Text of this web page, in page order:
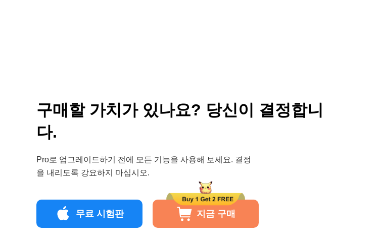
구매할 가치가 있나요? 당신이 결정합니
다.
Pro로 업그레이드하기 전에 모든 기능을 사용해 보세요. 결정
을 내리도록 강요하지 마십시오.
무료 시험판 지금 구매